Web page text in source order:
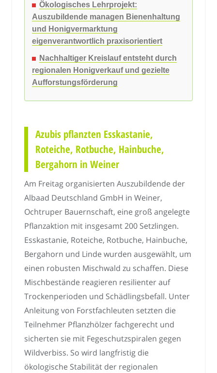
Ökologisches Lehrprojekt:
Auszubildende managen Bienenhaltung
und Honigvermarktung
eigenverantwortlich praxisorientiert
Nachhaltiger Kreislauf entsteht durch
regionalen Honigverkauf und gezielte
Aufforstungsförderung
Azubis pflanzten Esskastanie,
Roteiche, Rotbuche, Hainbuche,
Bergahorn in Weiner
Am Freitag organisierten Auszubildende der
Albaad Deutschland GmbH in Weiner,
Ochtruper Bauernschaft, eine groß angelegte
Pflanzaktion mit insgesamt 200 Setzlingen.
Esskastanie, Roteiche, Rotbuche, Hainbuche,
Bergahorn und Linde wurden ausgewählt, um
einen robusten Mischwald zu schaffen. Diese
Mischbestände reagieren resilienter auf
Trockenperioden und Schädlingsbefall. Unter
Anleitung von Forstfachleuten setzten die
Teilnehmer Pflanzhölzer fachgerecht und
sicherten sie mit Fegeschutzspiralen gegen
Wildverbiss. So wird langfristig die
ökologische Stabilität der regionalen